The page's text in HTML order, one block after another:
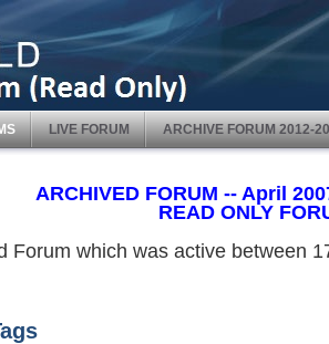
LIVE FORUM ARCHIVE FORUM 2012-
ARCHIVED FORUM -- April
READ ONLY
Forum which was active between